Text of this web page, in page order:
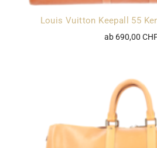
Louis Vuitton Keepall 55
ab 690,00